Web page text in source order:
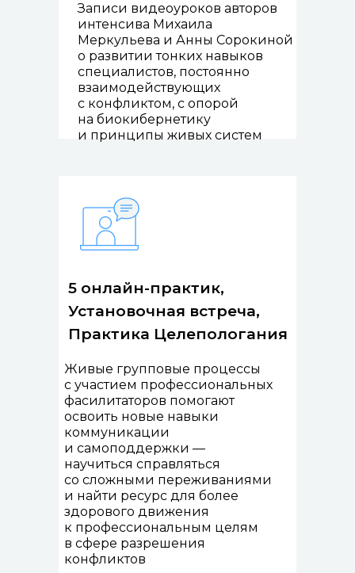
5 онлайн-практик,
Установочная встреча,
Практика Целепологания
Живые групповые процессы
с участием профессиональных
фасилитаторов помогают
освоить новые навыки
коммуникации
и самоподдержки —
научиться справляться
со сложными переживаниями
и найти ресурс для более
здорового движения
к профессиональным целям
в сфере разрешения
конфликтов
Записи видеоуроков авторов
интенсива Михаила
Меркульева и Анны Сорокиной
о развитии тонких навыков
специалистов, постоянно
взаимодействующих
с конфликтом, с опорой
на биокибернетику
и принципы живых систем